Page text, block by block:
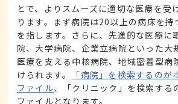
とで、よりスムーズに適切な医療を受
ります。まず病院は20以上の病床を持
を指します。さらに、先進的な医療に
院、大学病院、企業立病院といった大
医療を支える中核病院、地域密着型病
けられます。
「病院」を検索するのが
ファイル、「クリニック」を検索する
ファイルとなります。